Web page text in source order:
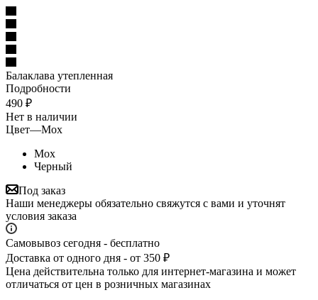
Балаклава утепленная
Подробности
490 ₽
Нет в наличии
Цвет—Мох
Мох
Черный
Под заказ
Наши менеджеры обязательно свяжутся с вами и уточнят
условия заказа
Самовывоз сегодня - бесплатно
Доставка от одного дня - от 350 ₽
Цена действительна только для интернет-магазина и может
отличаться от цен в розничных магазинах